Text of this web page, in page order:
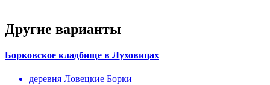
Другие варианты
Борковское кладбище в Луховицах
деревня Ловецкие Борки